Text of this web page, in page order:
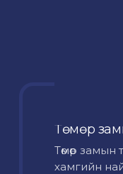
Төмөр
Төмөр замын
хамгийн